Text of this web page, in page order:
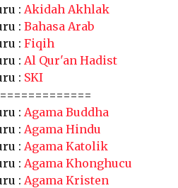
: Akidah Akhlak
: Bahasa Arab
: Fiqih
: Al Qur'an Hadist
: SKI
: Agama Buddha
: Agama Hindu
: Agama Katolik
: Agama Khonghucu
: Agama Kristen